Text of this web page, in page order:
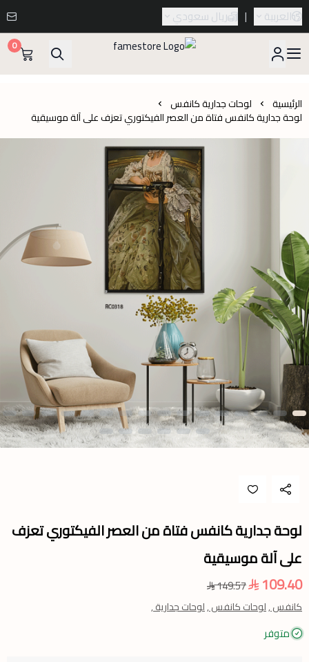
العربية | ريال سعودي
0
الرئيسية لوحات جدارية كانفس
لوحة جدارية كانفس فتاة من العصر الفيكتوري تعزف على آلة موسيقية
لوحة جدارية كانفس فتاة من العصر الفيكتوري تعزف
على آلة موسيقية
109.40
149.57
كانفس ,لوحات كانفس ,لوحات جدارية ,
متوفر